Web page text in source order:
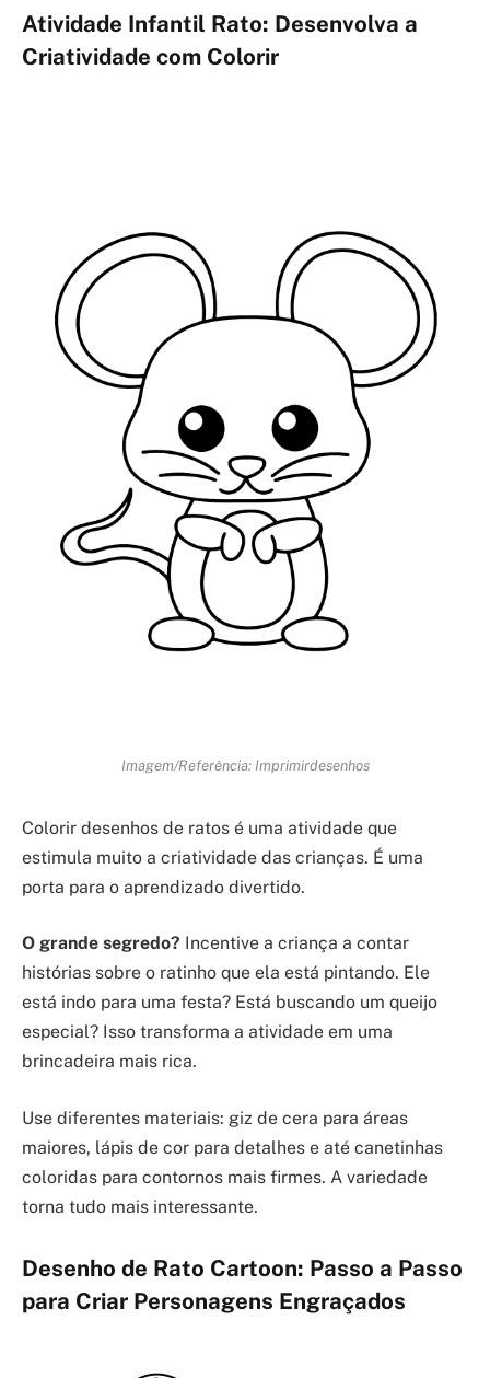
Atividade Infantil Rato: Desenvolva a
Criatividade com Colorir
Imagem/Referência: Imprimirdesenhos
Colorir desenhos de ratos é uma atividade que
estimula muito a criatividade das crianças. É uma
porta para o aprendizado divertido.
O grande segredo? Incentive a criança a contar
histórias sobre o ratinho que ela está pintando. Ele
está indo para uma festa? Está buscando um queijo
especial? Isso transforma a atividade em uma
brincadeira mais rica.
Use diferentes materiais: giz de cera para áreas
maiores, lápis de cor para detalhes e até canetinhas
coloridas para contornos mais firmes. A variedade
torna tudo mais interessante.
Desenho de Rato Cartoon: Passo a Passo
para Criar Personagens Engraçados